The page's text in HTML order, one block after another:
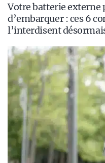
Votre batterie externe
d’embarquer : ces 6
l’interdisent